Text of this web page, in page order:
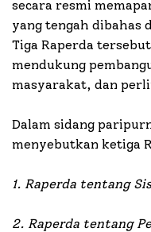
secara resmi
yang tengah dibahas
Tiga Raperda
mendukung
masyarakat, dan
Dalam sidang
menyebutkan ketiga
1. Raperda tentang
2. Raperda tentang